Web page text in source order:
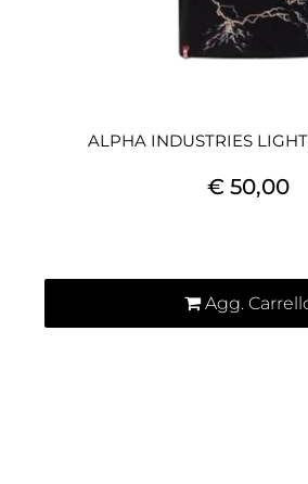
ALPHA INDUSTRIES
€ 50,00
Agg.